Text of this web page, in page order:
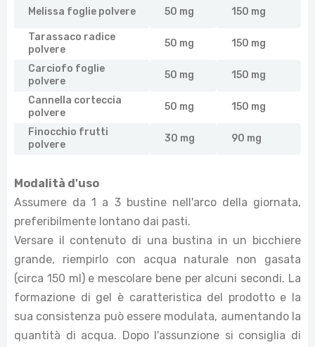
Melissa foglie polvere 50 mg 150 mg
Tarassaco radice
polvere
50 mg 150 mg
Carciofo foglie
polvere
50 mg 150 mg
Cannella corteccia
polvere
50 mg 150 mg
Finocchio frutti
polvere
30 mg 90 mg
Modalità d'uso
Assumere da 1 a 3 bustine nell'arco della giornata,
preferibilmente lontano dai pasti.
Versare il contenuto di una bustina in un bicchiere
grande, riempirlo con acqua naturale non gasata
(circa 150 ml) e mescolare bene per alcuni secondi. La
formazione di gel è caratteristica del prodotto e la
sua consistenza può essere modulata, aumentando la
quantità di acqua. Dopo l'assunzione si consiglia di